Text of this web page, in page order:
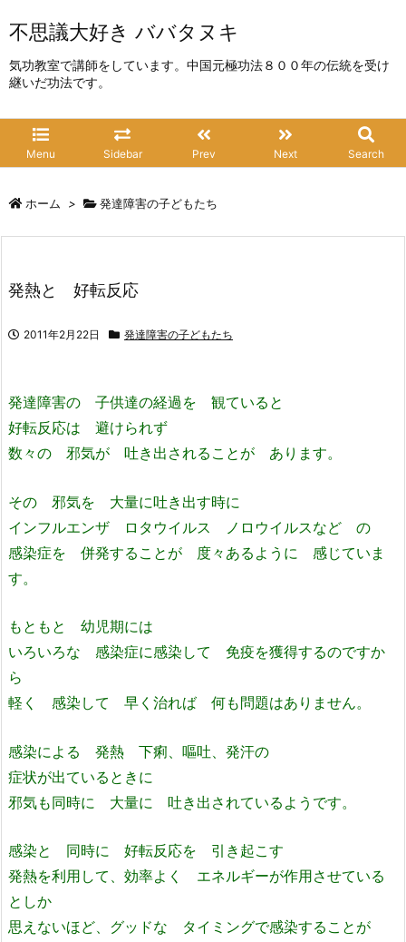
不思議大好き ババタヌキ
気功教室で講師をしています。中国元極功法８００年の伝統を受け
継いだ功法です。
Menu Sidebar Prev Next Search
ホーム > 発達障害の子どもたち
発熱と 好転反応
2011年2月22日 発達障害の子どもたち
発達障害の 子供達の経過を 観ていると
好転反応は 避けられず
数々の 邪気が 吐き出されることが あります。
その 邪気を 大量に吐き出す時に
インフルエンザ ロタウイルス ノロウイルスなど の
感染症を 併発することが 度々あるように 感じていま
す。
もともと 幼児期には
いろいろな 感染症に感染して 免疫を獲得するのですか
ら
軽く 感染して 早く治れば 何も問題はありません。
感染による 発熱 下痢、嘔吐、発汗の
症状が出ているときに
邪気も同時に 大量に 吐き出されているようです。
感染と 同時に 好転反応を 引き起こす
発熱を利用して、効率よく エネルギーが作用させている
としか
思えないほど、グッドな タイミングで感染することが